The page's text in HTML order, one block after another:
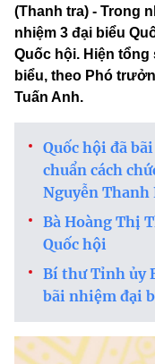
(Thanh tra) - Trong
nhiệm 3 đại biểu
Quốc hội. Hiện tổng
biểu, theo Phó
Tuấn Anh.
Quốc hội đã
chuẩn cách
Nguyễn Thanh
Bà Hoàng Thị
Quốc hội
Bí thư Tỉnh ủy
bãi nhiệm đại